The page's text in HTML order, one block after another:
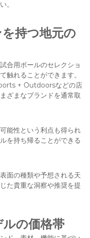
。
持つ地元の
合用ボールのセレクショ
触れることができます。
+ Outdoorsなどの店
ざまなブランドを通常取
能性という利点も得られ
を持ち帰ることができる
面の種類や予想される天
た貴重な洞察や推奨を提
の価格帯